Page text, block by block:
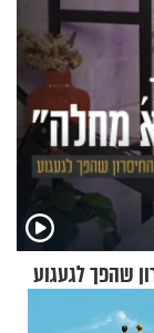
שהפך לגעגוע